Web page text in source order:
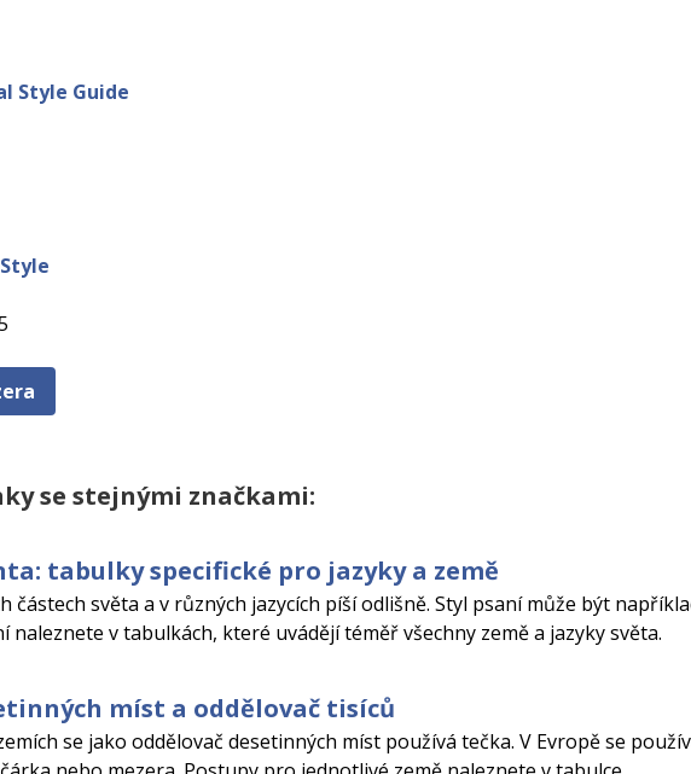
Style Guide
se stejnými značkami:
tabulky specifické pro jazyky a země
částech světa a v různých jazycích píší odlišně. Styl psaní může být
naleznete v tabulkách, které uvádějí téměř všechny země a jazyky světa.
míst a oddělovač tisíců
se jako oddělovač desetinných míst používá tečka. V Evropě se